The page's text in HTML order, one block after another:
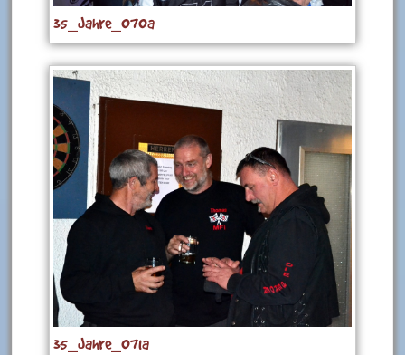
35_Jahre_070a
35_Jahre_071a